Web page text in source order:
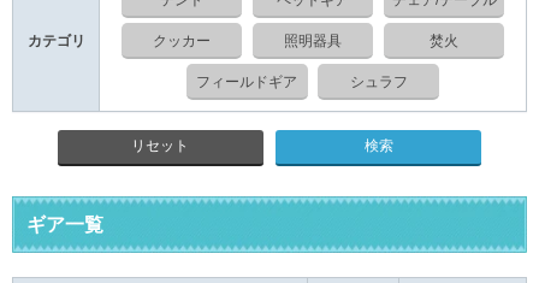
カテゴリ クッカー 照明器具 焚火
フィールドギア シュラフ
リセット
ギア一覧